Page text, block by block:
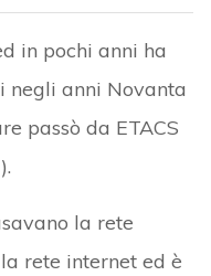
in pochi anni ha
negli anni Novanta
passò da ETACS
la rete
rete internet ed è